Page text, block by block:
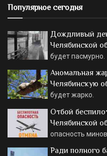
Популярное сегодня
Дождливый
Челябинской
будет пасмурно.
Аномальная
Челябинскую
будет жарко.
Отбой
Челябинской
опасность
Ради полного